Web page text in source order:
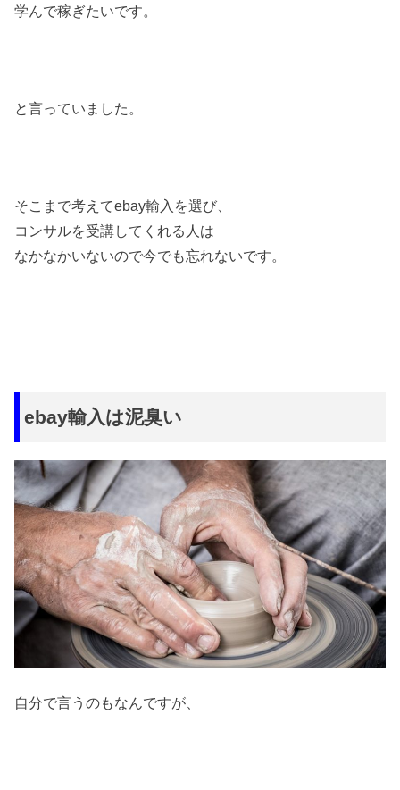
学んで稼ぎたいです。
と言っていました。
そこまで考えてebay輸入を選び、
コンサルを受講してくれる人は
なかなかいないので今でも忘れないです。
ebay輸入は泥臭い
自分で言うのもなんですが、